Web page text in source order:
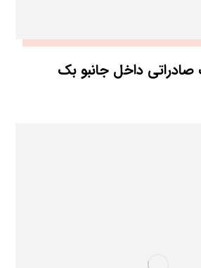
داخل جانبو بک